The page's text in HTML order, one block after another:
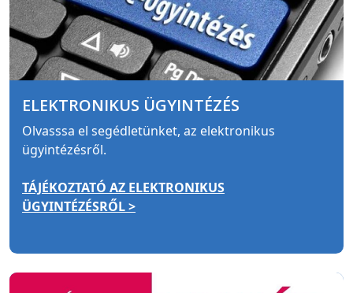
ELEKTRONIKUS ÜGYINTÉZÉS
Olvasssa el segédletünket, az elektronikus
ügyintézésről.
TÁJÉKOZTATÓ AZ ELEKTRONIKUS
ÜGYINTÉZÉSRŐL >